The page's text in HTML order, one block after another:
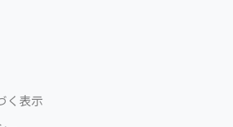
く表示